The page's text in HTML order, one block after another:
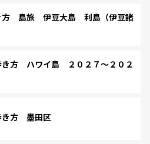
方 島旅 伊豆大島 利島（伊豆諸
方 ハワイ島 ２０２７～２０２
き方 墨田区